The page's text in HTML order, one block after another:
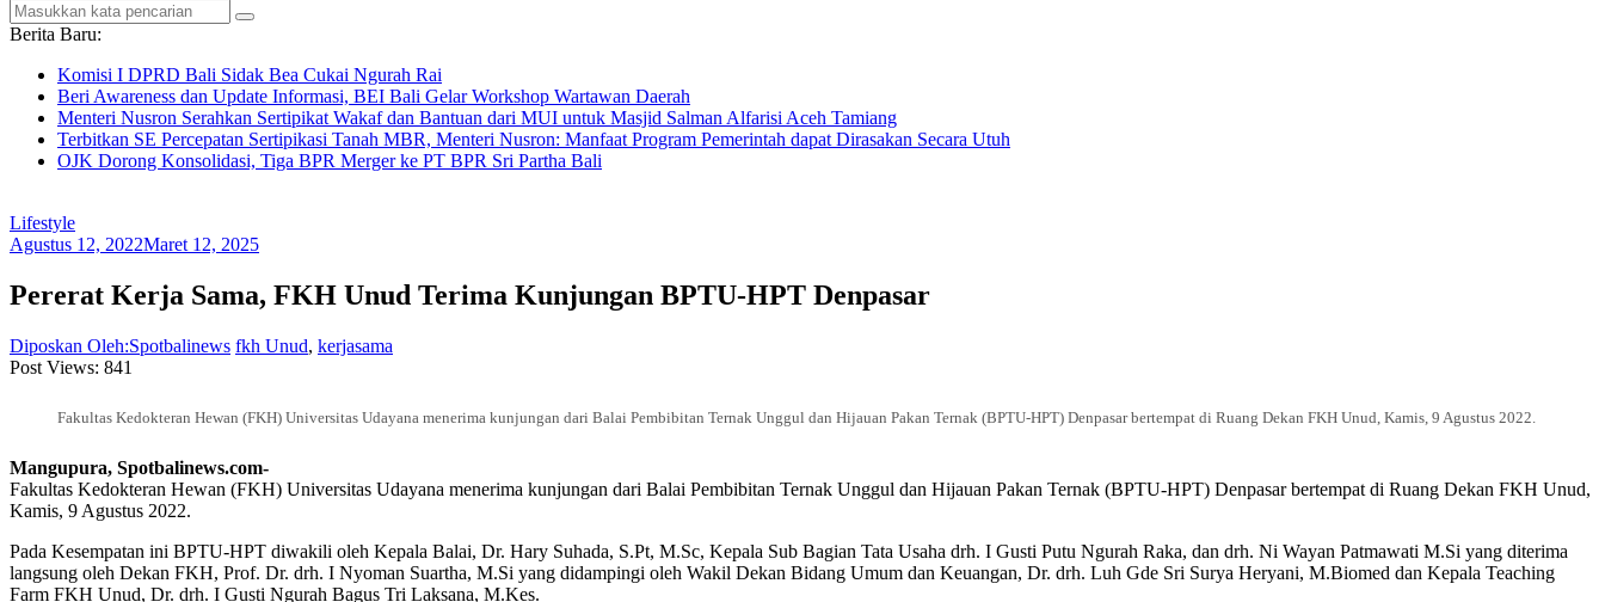
Berita Baru:
Komisi I DPRD Bali Sidak Bea Cukai Ngurah Rai
Beri Awareness dan Update Informasi, BEI Bali Gelar Workshop Wartawan Daerah
Menteri Nusron Serahkan Sertipikat Wakaf dan Bantuan dari MUI untuk Masjid Salman Alfarisi Aceh Tamiang
Terbitkan SE Percepatan Sertipikasi Tanah MBR, Menteri Nusron: Manfaat Program Pemerintah dapat Dirasakan Secara Utuh
OJK Dorong Konsolidasi, Tiga BPR Merger ke PT BPR Sri Partha Bali
Lifestyle
Agustus 12, 2022Maret 12, 2025
Pererat Kerja Sama, FKH Unud Terima Kunjungan BPTU-HPT Denpasar
Diposkan Oleh:Spotbalinews fkh Unud, kerjasama
Post Views: 841
Fakultas Kedokteran Hewan (FKH) Universitas Udayana menerima kunjungan dari Balai Pembibitan Ternak Unggul dan Hijauan Pakan Ternak (BPTU-HPT) Denpasar bertempat di Ruang Dekan FKH Unud, Kamis, 9 Agustus 2022.
Mangupura, Spotbalinews.com-
Fakultas Kedokteran Hewan (FKH) Universitas Udayana menerima kunjungan dari Balai Pembibitan Ternak Unggul dan Hijauan Pakan Ternak (BPTU-HPT) Denpasar bertempat di Ruang Dekan FKH Unud,
Kamis, 9 Agustus 2022.
Pada Kesempatan ini BPTU-HPT diwakili oleh Kepala Balai, Dr. Hary Suhada, S.Pt, M.Sc, Kepala Sub Bagian Tata Usaha drh. I Gusti Putu Ngurah Raka, dan drh. Ni Wayan Patmawati M.Si yang diterima
langsung oleh Dekan FKH, Prof. Dr. drh. I Nyoman Suartha, M.Si yang didampingi oleh Wakil Dekan Bidang Umum dan Keuangan, Dr. drh. Luh Gde Sri Surya Heryani, M.Biomed dan Kepala Teaching
Farm FKH Unud, Dr. drh. I Gusti Ngurah Bagus Tri Laksana, M.Kes.